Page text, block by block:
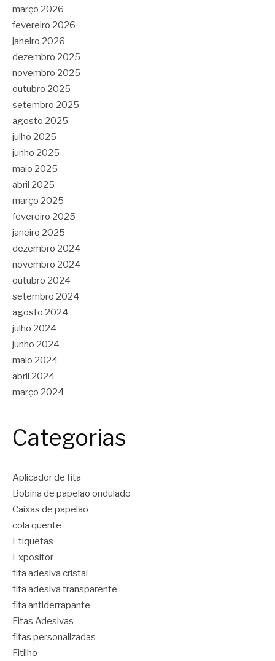
março 2026
fevereiro 2026
janeiro 2026
dezembro 2025
novembro 2025
outubro 2025
setembro 2025
agosto 2025
julho 2025
junho 2025
maio 2025
abril 2025
março 2025
fevereiro 2025
janeiro 2025
dezembro 2024
novembro 2024
outubro 2024
setembro 2024
agosto 2024
julho 2024
junho 2024
maio 2024
abril 2024
março 2024
Categorias
Aplicador de fita
Bobina de papelão ondulado
Caixas de papelão
cola quente
Etiquetas
Expositor
fita adesiva cristal
fita adesiva transparente
fita antiderrapante
Fitas Adesivas
fitas personalizadas
Fitilho